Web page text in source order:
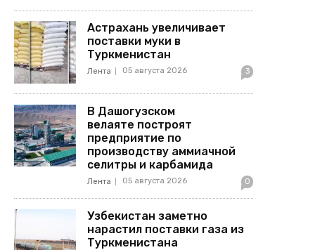
Астрахань увеличивает
поставки муки в
Туркменистан
Лента 05 августа 2026 3
В Дашогузском
велаяте построят
предприятие по
производству аммиачной
селитры и карбамида
Лента 05 августа 2026 0
Узбекистан заметно
нарастил поставки газа из
Туркменистана